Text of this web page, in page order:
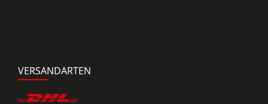
VERSANDARTEN